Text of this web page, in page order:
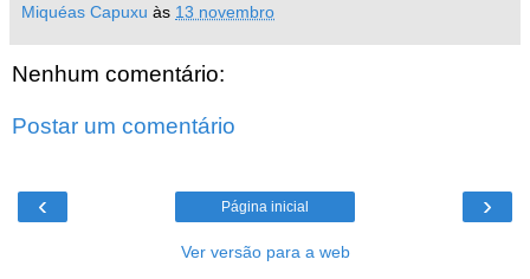
Miquéas Capuxu às 13 novembro
Nenhum comentário:
Postar um comentário
‹ ›
Página inicial
Ver versão para a web